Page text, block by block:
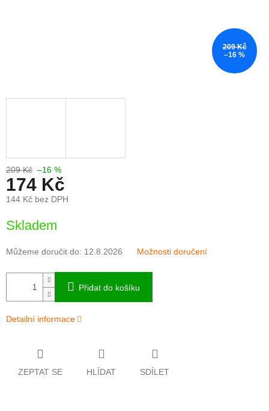
209 Kč
–16 %
209 Kč –16 %
174 Kč
144 Kč bez DPH
cena:
Skladem
Můžeme doručit do: 12.8.2026 Možnosti doručení
Přidat do košíku
Detailní informace
ZEPTAT SE HLÍDAT SDÍLET